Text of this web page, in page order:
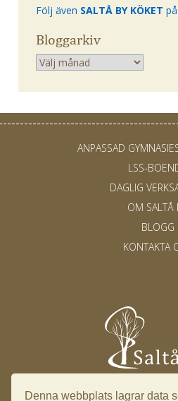
Följ även SALTÅ BY KÖKET
Bloggarkiv
Arkiv
ANPASSAD
LSS-
DAGLIG
OM SALTÅ
BLOGG
KONTAKTA
Denna webbplats lagrar data
Saltå 17, 153 91 Järna ·info@saltaby.se